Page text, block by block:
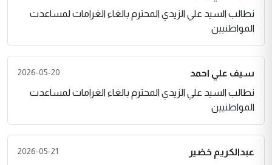
نطالب السيد علي الزيدي المحترم بالغاء الغرامات لمساعدت
المواطنيين
سيف علي احمد 2026-05-20
نطالب السيد علي الزيدي المحترم بالغاء الغرامات لمساعدت
المواطنيين
عبدالكريم خضير 2026-05-21